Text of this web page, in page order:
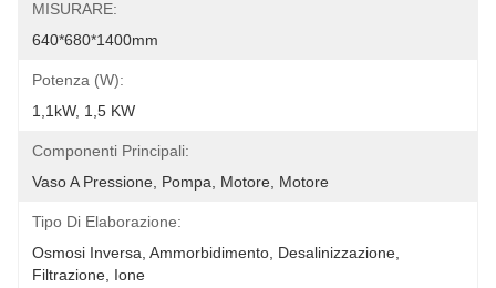
MISURARE:
640*680*1400mm
Potenza (w):
1,1kW, 1,5 KW
Componenti Principali:
Vaso A Pressione, Pompa, Motore, Motore
Tipo Di Elaborazione:
Osmosi Inversa, Ammorbidimento, Desalinizzazione,
Filtrazione, Ione